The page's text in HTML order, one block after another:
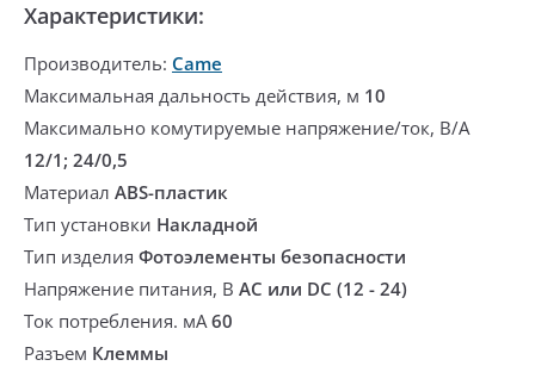
Характеристики:
Производитель: Came
Максимальная дальность действия, м 10
Максимально комутируемые напряжение/ток, В/А
12/1; 24/0,5
Материал ABS-пластик
Тип установки Накладной
Тип изделия Фотоэлементы безопасности
Напряжение питания, В AC или DC (12 - 24)
Ток потребления. мА60
Разъем Клеммы